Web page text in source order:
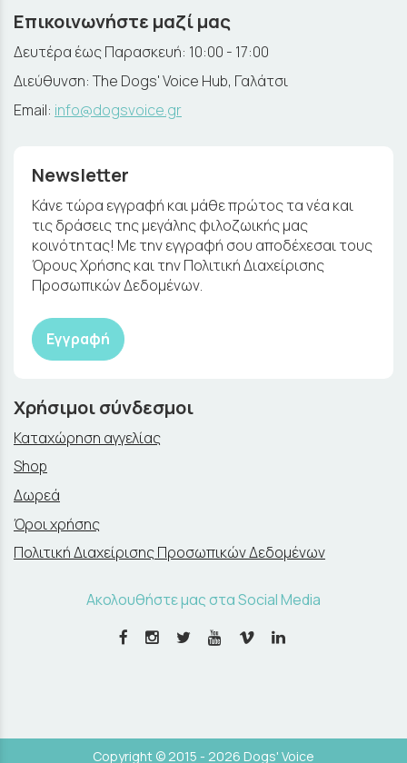
Επικοινωνήστε μαζί μας
Δευτέρα έως Παρασκευή: 10:00 - 17:00
Διεύθυνση: The Dogs' Voice Hub, Γαλάτσι
Email: info@dogsvoice.gr
Newsletter
Κάνε τώρα εγγραφή και μάθε πρώτος τα νέα και
τις δράσεις της μεγάλης φιλοζωικής μας
κοινότητας! Με την εγγραφή σου αποδέχεσαι τους
Όρους Χρήσης και την Πολιτική Διαχείρισης
Προσωπικών Δεδομένων.
Εγγραφή
Χρήσιμοι σύνδεσμοι
Καταχώρηση αγγελίας
Shop
Δωρεά
Όροι χρήσης
Πολιτική Διαχείρισης Προσωπικών Δεδομένων
Ακολουθήστε μας στα Social Media
Copyright © 2015 - 2026 Dogs' Voice